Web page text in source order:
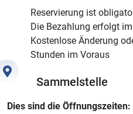
Reservierung ist
Die Bezahlung erfolgt
Kostenlose Änderung
Stunden im Voraus
Sammelstelle
Dies sind die Öffnungszeiten: